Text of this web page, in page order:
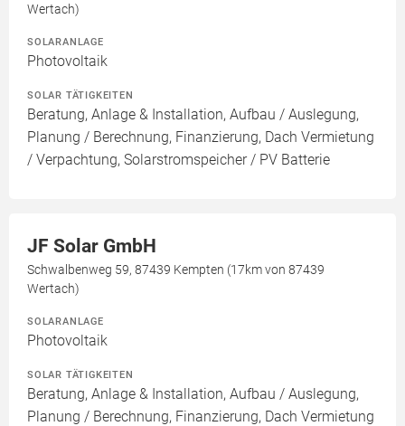
Wertach)
SOLARANLAGE
Photovoltaik
SOLAR TÄTIGKEITEN
Beratung, Anlage & Installation, Aufbau / Auslegung,
Planung / Berechnung, Finanzierung, Dach Vermietung
/ Verpachtung, Solarstromspeicher / PV Batterie
JF Solar GmbH
Schwalbenweg 59, 87439 Kempten (17km von 87439
Wertach)
SOLARANLAGE
Photovoltaik
SOLAR TÄTIGKEITEN
Beratung, Anlage & Installation, Aufbau / Auslegung,
Planung / Berechnung, Finanzierung, Dach Vermietung